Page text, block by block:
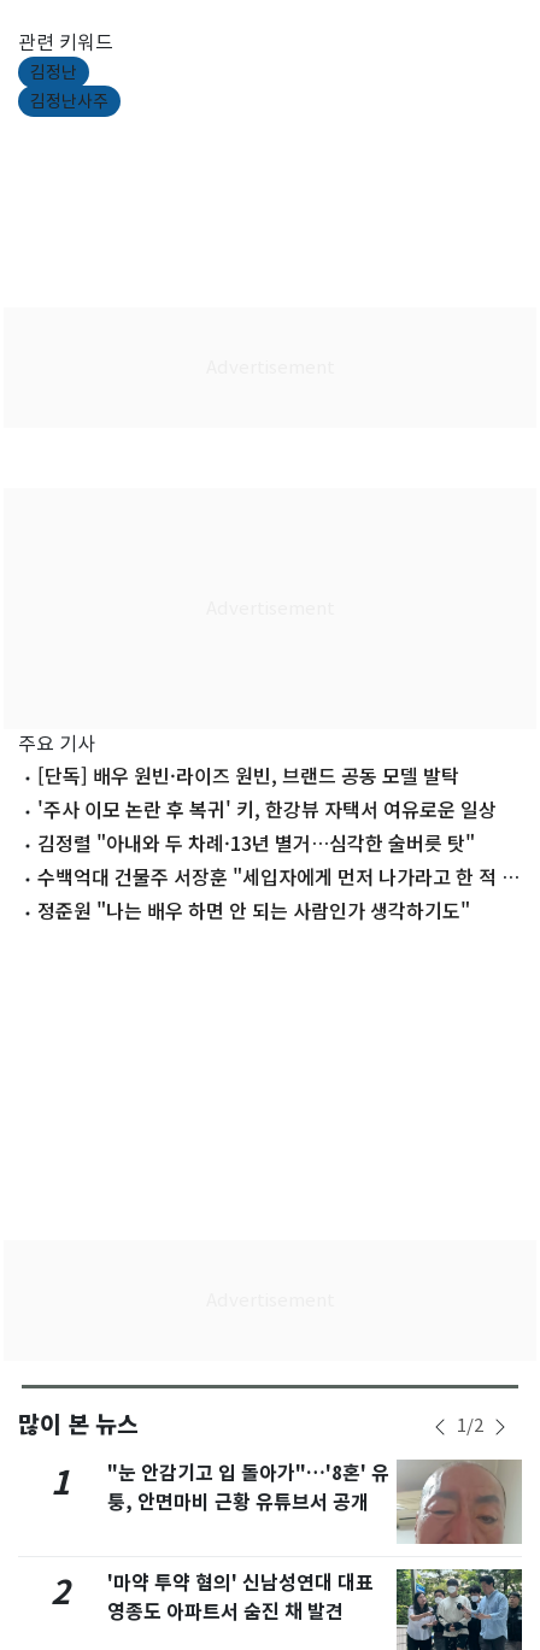
관련 키워드
김정난
김정난사주
주요 기사
[단독] 배우 원빈·라이즈 원빈, 브랜드 공동 모델 발탁
'주사 이모 논란 후 복귀' 키, 한강뷰 자택서 여유로운 일상
김정렬 "아내와 두 차례·13년 별거…심각한 술버릇 탓"
수백억대 건물주 서장훈 "세입자에게 먼저 나가라고 한 적 없
어"정준원 "나는 배우 하면 안 되는 사람인가 생각하기도"
많이 본 뉴스 1/2
1
"눈 안감기고 입 돌아가"…'8혼' 유
퉁, 안면마비 근황 유튜브서 공개
2
'마약 투약 혐의' 신남성연대 대표
영종도 아파트서 숨진 채 발견